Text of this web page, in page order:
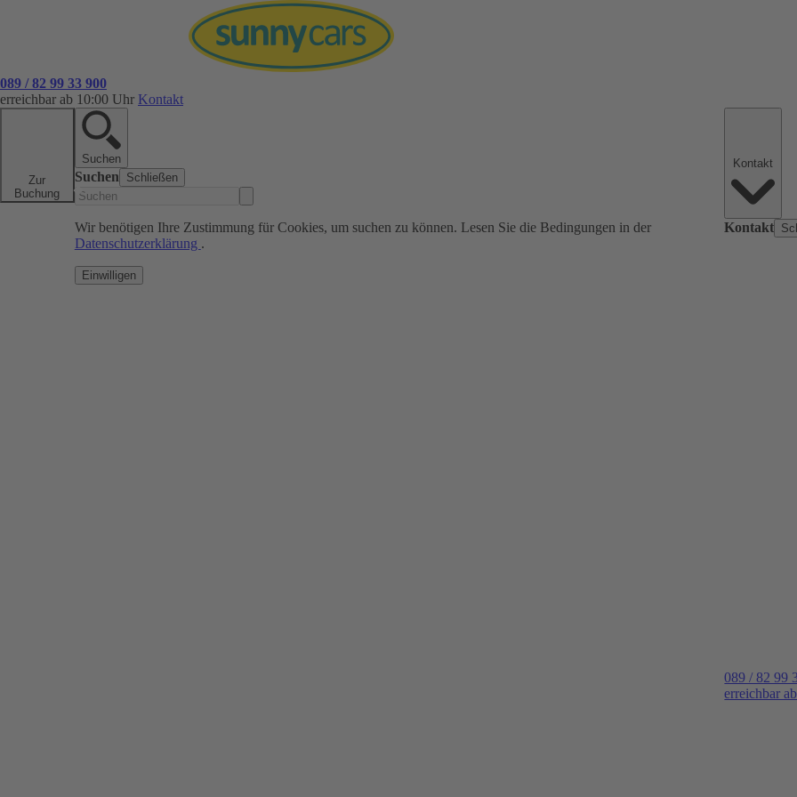
089 / 82 99 33 900
erreichbar ab 10:00 Uhr Kontakt
Zur
Buchung
Suchen
Suchen Schließen
Wir benötigen Ihre Zustimmung für Cookies, um suchen zu können. Lesen Sie die Bedingungen in der
Datenschutzerklärung .
Einwilligen
Kontakt
089 / 82 99
erreichbar